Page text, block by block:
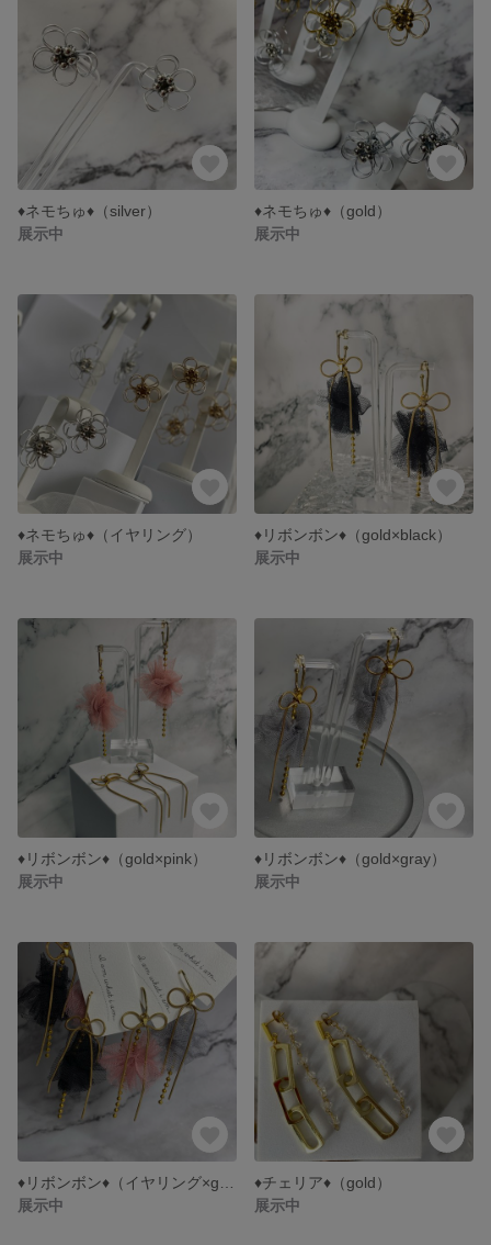
♦︎ネモちゅ♦︎（silver）
展示中
♦︎ネモちゅ♦︎（gold）
展示中
♦︎ネモちゅ♦︎（イヤリング）
展示中
♦︎リボンボン♦︎（gold×black）
展示中
♦︎リボンボン♦︎（gold×pink）
展示中
♦︎リボンボン♦︎（gold×gray）
展示中
展示中
♦︎チェリア♦︎（gold）
展示中